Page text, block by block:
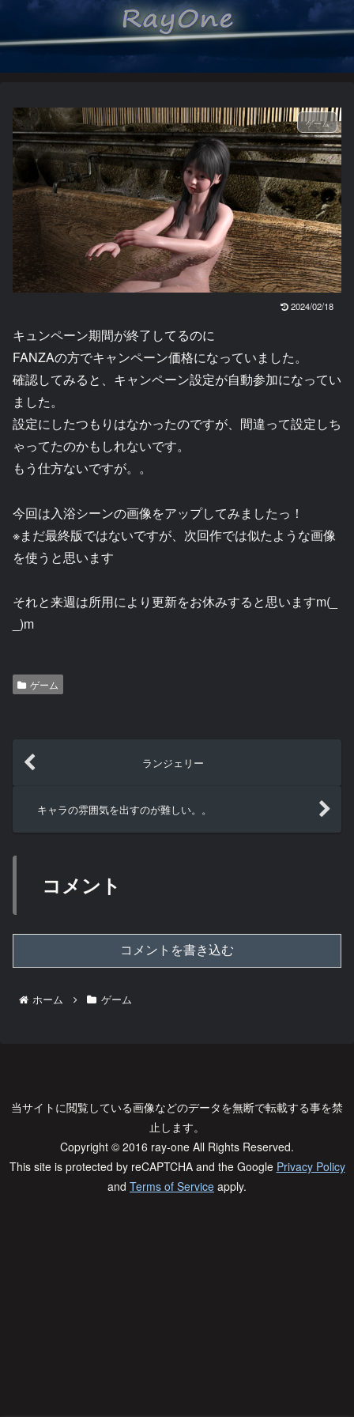
ゲーム
2024/02/18
キュンペーン期間が終了してるのに
FANZAの方でキャンペーン価格になっていました。
確認してみると、キャンペーン設定が自動参加になってい
ました。
設定にしたつもりはなかったのですが、間違って設定しち
ゃってたのかもしれないです。
もう仕方ないですが。。
今回は入浴シーンの画像をアップしてみましたっ！
※まだ最終版ではないですが、次回作では似たような画像
を使うと思います
それと来週は所用により更新をお休みすると思いますm(_
_)m
ゲーム
ランジェリー
キャラの雰囲気を出すのが難しい。。
コメント
コメントを書き込む
ホーム ゲーム
当サイトに閲覧している画像などのデータを無断で転載する事を禁
止します。
Copyright © 2016 ray-one All Rights Reserved.
This site is protected by reCAPTCHA and the Google Privacy Policy
and Terms of Service apply.